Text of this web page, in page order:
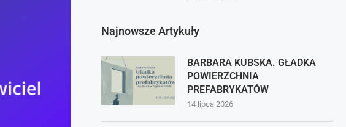
Najnowsze Artykuły
BARBARA KUBSKA. GŁADKA
POWIERZCHNIA
PREFABRYKATÓW
14 lipca 2026